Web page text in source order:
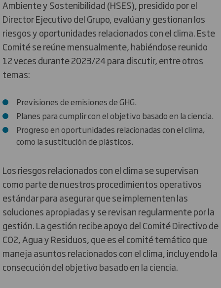
Ambiente y Sostenibilidad (HSES), presidido por el
Director Ejecutivo del Grupo, evalúan y gestionan los
riesgos y oportunidades relacionados con el clima. Este
Comité se reúne mensualmente, habiéndose reunido
12 veces durante 2023/24 para discutir, entre otros
temas:
Previsiones de emisiones de GHG.
Planes para cumplir con el objetivo basado en la ciencia.
Progreso en oportunidades relacionadas con el clima,
como la sustitución de plásticos.
Los riesgos relacionados con el clima se supervisan
como parte de nuestros procedimientos operativos
estándar para asegurar que se implementen las
soluciones apropiadas y se revisan regularmente por la
gestión. La gestión recibe apoyo del Comité Directivo de
CO2, Agua y Residuos, que es el comité temático que
maneja asuntos relacionados con el clima, incluyendo la
consecución del objetivo basado en la ciencia.